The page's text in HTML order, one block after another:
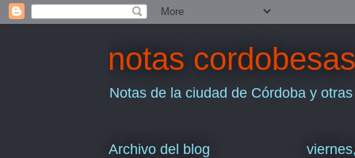
notas cordobesas
Notas de la ciudad de Córdoba y
Archivo del blog